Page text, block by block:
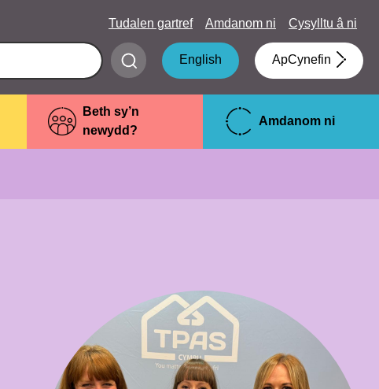
Tudalen gartref Amdanom ni Cysylltu â ni
Submit
search
English ApCynefin
Beth sy’n
newydd?
Amdanom ni